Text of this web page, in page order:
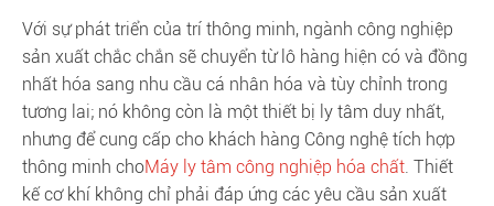
Với sự phát triển của trí thông minh, ngành công nghiệp
sản xuất chắc chắn sẽ chuyển từ lô hàng hiện có và đồng
nhất hóa sang nhu cầu cá nhân hóa và tùy chỉnh trong
tương lai; nó không còn là một thiết bị ly tâm duy nhất,
nhưng để cung cấp cho khách hàng Công nghệ tích hợp
thông minh choMáy ly tâm công nghiệp hóa chất. Thiết
kế cơ khí không chỉ phải đáp ứng các yêu cầu sản xuất